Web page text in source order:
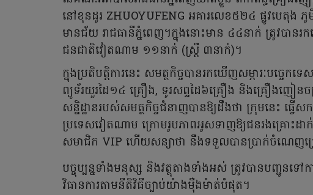
នៅខុនដូរ ZHUOYUFENG អគារលេខ៥២៤ ផ្លូវបេតុ
មានជ័យ រាជធានីភ្នំពេញ។ក្នុងនោះមាន ៤៤នាក់ ត្រូវបាន
ជនជាតិវៀតណាម ១១នាក់ (ស្រី្ត ៣នាក់)។
ក្នុងប្រតិបត្តិការនេះ សមត្ថកិច្ចបានរកឃើញសម្ភារៈបច្ចេក
ព្យូទ័រយួរដៃ១៤ គ្រឿង, ទូរសព្ទដៃ៦គ្រឿង និងគ្រឿងញៀន
សន្និដ្ឋានរបស់សមត្ថកិច្ចជំនាញបានឱ្យដឹងថា ក្រុមនេះ ធ្វើ
ប្រទេសវៀតណាម ក្រោមរូបភាពអូសទាញឱ្យជនរងគ្រោះដា
សមាជិក VIP ហើយសន្យាថា នឹងទទួលបានប្រាក់ចំណេញច្
បច្ចុប្បន្នទាំងមនុស្ស និងវត្ថុតាងទាំងអស់ ត្រូវបានបញ្ជូនទៅក
វិធានការតាមនីតិវិធីច្បាប់យ៉ាងម៉ឺងម៉ាត់បំផុត។